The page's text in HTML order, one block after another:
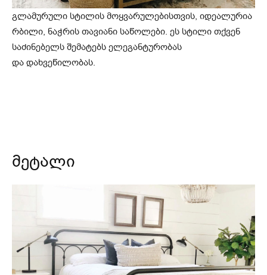
გლამურული სტილის მოყვარულებისთვის, იდეალურია
რბილი, ნაჭრის თავიანი საწოლები. ეს სტილი თქვენ
საძინებელს შემატებს ელეგანტურობას
და დახვეწილობას.
მეტალი